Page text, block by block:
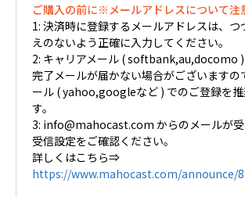
ご購入の前に※メールアドレスについて注
1: 決済時に登録するメールアドレスは、
えのないよう正確に入力してください。
2: キャリアメール ( softbank,au,docomo
完了メールが届かない場合がございますの
ール ( yahoo,googleなど ) でのご登録を推
す。
3: info@mahocast.com からのメールが受
受信設定をご確認ください。
詳しくはこちら⇒
https://www.mahocast.com/announce/8